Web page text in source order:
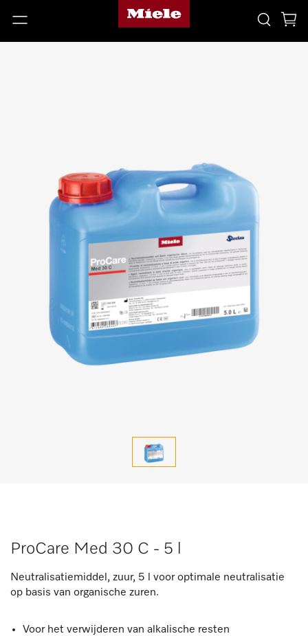
ProCare Med 30 C - 5 l
Neutralisatiemiddel, zuur, 5 l voor optimale neutralisatie
op basis van organische zuren.
Voor het verwijderen van alkalische resten